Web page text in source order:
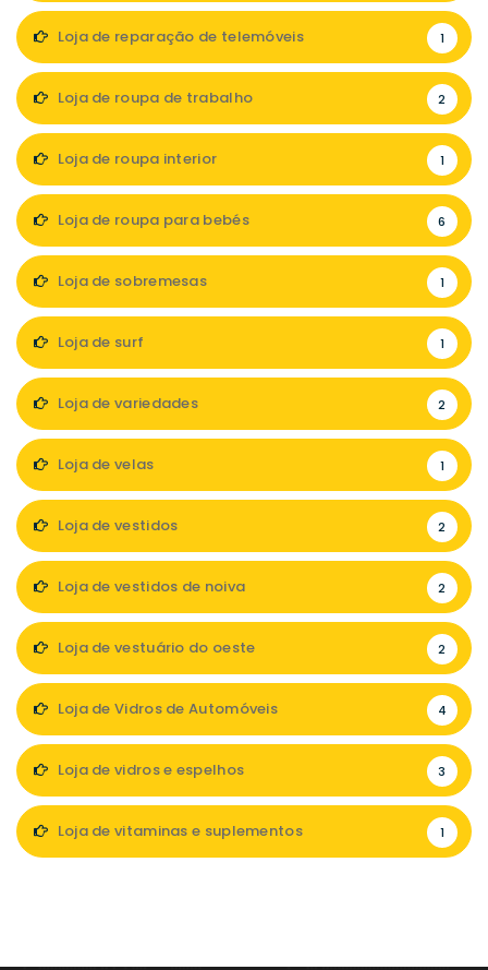
Loja de reparação de telemóveis 1
Loja de roupa de trabalho 2
Loja de roupa interior 1
Loja de roupa para bebés 6
Loja de sobremesas 1
Loja de surf 1
Loja de variedades 2
Loja de velas 1
Loja de vestidos 2
Loja de vestidos de noiva 2
Loja de vestuário do oeste 2
Loja de Vidros de Automóveis 4
Loja de vidros e espelhos 3
Loja de vitaminas e suplementos 1